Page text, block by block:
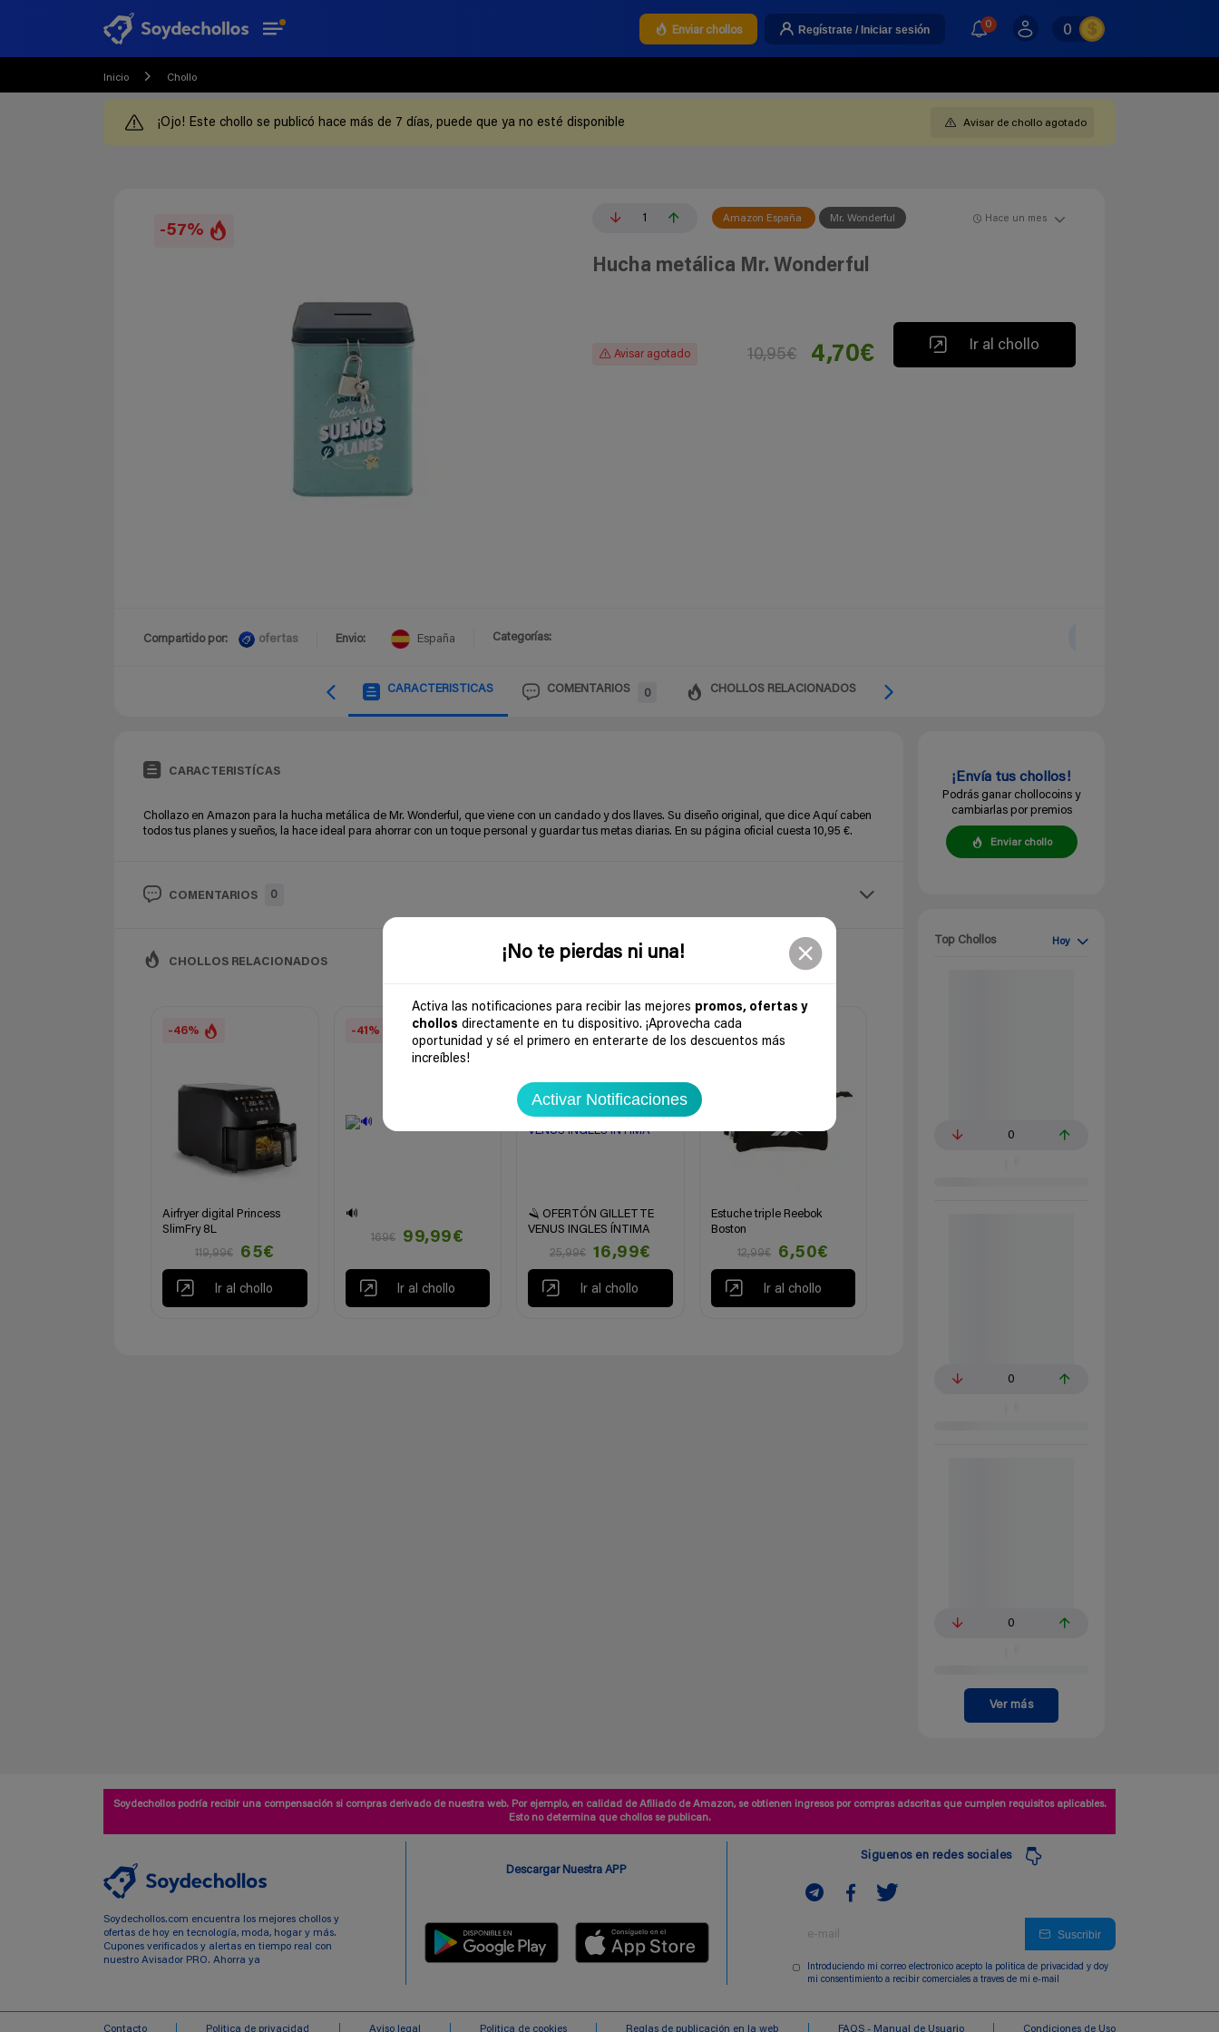
¡No te pierdas ni una!
Activa las notificaciones para recibir las mejores promos, ofertas y
chollos directamente en tu dispositivo. ¡Aprovecha cada
oportunidad y sé el primero en enterarte de los descuentos más
increíbles!
Activar Notificaciones
Enviar chollos Regístrate / Iniciar sesión 0 0
Inicio Chollo
¡Ojo! Este chollo se publicó hace más de 7 días, puede que ya no esté disponible Avisar de chollo agotado
-57%
1 Amazon España Mr. Wonderful Hace un mes
Hucha metálica Mr. Wonderful
Avisar agotado 10,95€ 4,70€ Ir al chollo
Compartido por: ofertas Envio: España Categorías:
CARACTERISTICAS COMENTARIOS 0 CHOLLOS RELACIONADOS
CARACTERISTÍCAS
Chollazo en Amazon para la hucha metálica de Mr. Wonderful, que viene con un candado y dos llaves. Su diseño original, que dice Aquí caben
todos tus planes y sueños, la hace ideal para ahorrar con un toque personal y guardar tus metas diarias. En su página oficial cuesta 10,95 €.
COMENTARIOS 0
CHOLLOS RELACIONADOS
-46%
Airfryer digital Princess
SlimFry 8L
119,99€
65€
Ir al chollo
-41%
🔊
169€
99,99€
Ir al chollo
-35%
🪒 OFERTÓN GILLETTE
VENUS INGLES ÍNTIMA
25,99€
16,99€
Ir al chollo
-50%
Estuche triple Reebok
Boston
12,99€
6,50€
Ir al chollo
¡Envía tus chollos!
Podrás ganar chollocoins y
cambiarlas por premios
Enviar chollo
Top Chollos Hoy
0
0
0
Ver más
Soydechollos podría recibir una compensación si compras derivado de nuestra web. Por ejemplo, en calidad de Afiliado de Amazon, se obtienen ingresos por compras adscritas que cumplen requisitos aplicables.
Esto no determina que chollos se publican.
Soydechollos.com encuentra los mejores chollos y
ofertas de hoy en tecnología, moda, hogar y más.
Cupones verificados y alertas en tiempo real con
nuestro Avisador PRO. Ahorra ya
Descargar Nuestra APP
Siguenos en redes sociales
Suscribir
Introduciendo mi correo electronico acepto la politica de privacidad y doy
mi consentimiento a recibir comerciales a traves de mi e-mail
Contacto Politica de privacidad Aviso legal Politica de cookies Reglas de publicación en la web FAQS - Manual de Usuario Condiciones de Uso